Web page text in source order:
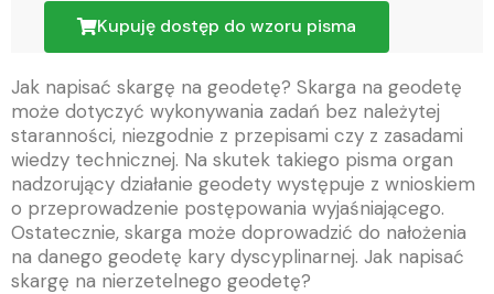
Kupuję dostęp do wzoru pisma
Jak napisać skargę na geodetę? Skarga na geodetę
może dotyczyć wykonywania zadań bez należytej
staranności, niezgodnie z przepisami czy z zasadami
wiedzy technicznej. Na skutek takiego pisma organ
nadzorujący działanie geodety występuje z wnioskiem
o przeprowadzenie postępowania wyjaśniającego.
Ostatecznie, skarga może doprowadzić do nałożenia
na danego geodetę kary dyscyplinarnej. Jak napisać
skargę na nierzetelnego geodetę?